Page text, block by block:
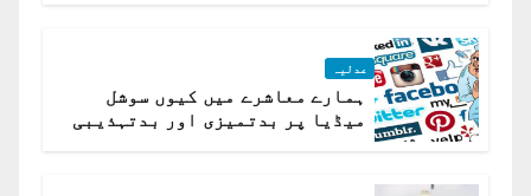
عدلیہ
ہمارے معاشرے میں کیوں سوشل
میڈیا پر بدتمیزی اور بدتہذیبی